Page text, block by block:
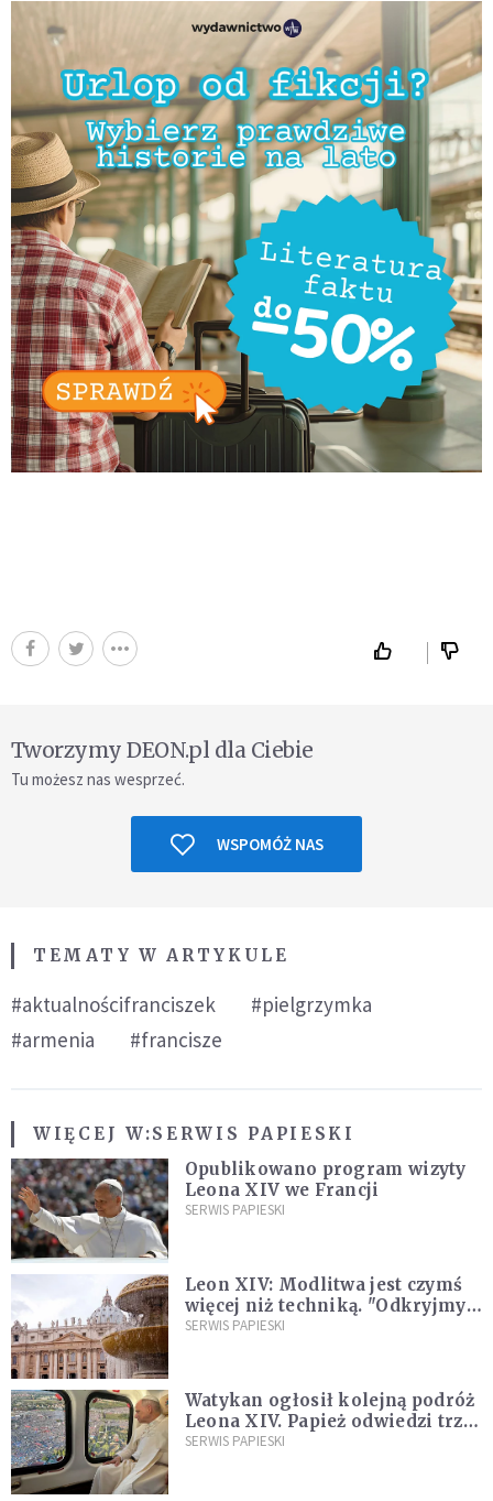
Tworzymy DEON.pl dla Ciebie
Tu możesz nas wesprzeć.
WSPOMÓŻ NAS
TEMATY W ARTYKULE
#aktualnościfranciszek
#pielgrzymka
#armenia
#francisze
WIĘCEJ W:SERWIS PAPIESKI
Opublikowano program wizyty
Leona XIV we Francji
SERWIS PAPIESKI
Leon XIV: Modlitwa jest czymś
więcej niż techniką. "Odkryjmy
ją na nowo"
SERWIS PAPIESKI
Watykan ogłosił kolejną podróż
Leona XIV. Papież odwiedzi trzy
kraje Ameryki Południowej
SERWIS PAPIESKI